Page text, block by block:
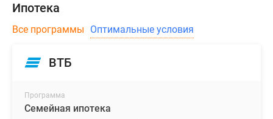
Ипотека
Все программы Оптимальные условия
ВТБ
Программа
Семейная ипотека